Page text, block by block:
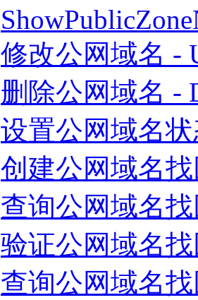
修改公网域名 -
删除公网域名 -
设置公网域名状
创建公网域名找
查询公网域名找
验证公网域名找
查询公网域名